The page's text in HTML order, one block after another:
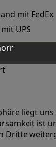
liegt uns
ist
Dritte